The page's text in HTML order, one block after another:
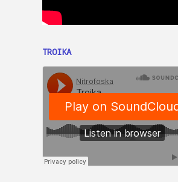
TROIKA